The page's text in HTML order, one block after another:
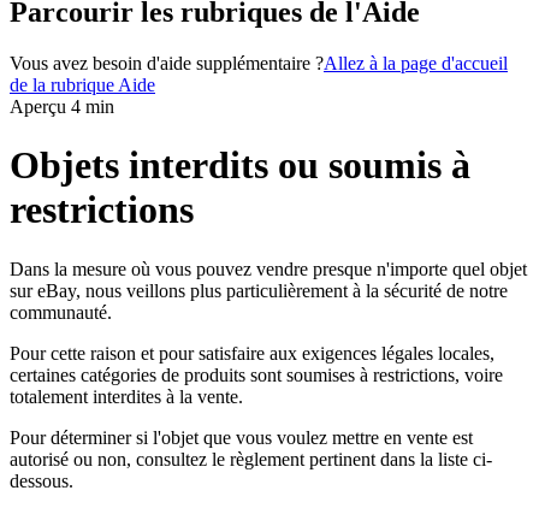
Parcourir les rubriques de l'Aide
Vous avez besoin d'aide supplémentaire ?Allez à la page d'accueil
de la rubrique Aide
Aperçu 4 min
Objets interdits ou soumis à
restrictions
Dans la mesure où vous pouvez vendre presque n'importe quel objet
sur eBay, nous veillons plus particulièrement à la sécurité de notre
communauté.
Pour cette raison et pour satisfaire aux exigences légales locales,
certaines catégories de produits sont soumises à restrictions, voire
totalement interdites à la vente.
Pour déterminer si l'objet que vous voulez mettre en vente est
autorisé ou non, consultez le règlement pertinent dans la liste ci-
dessous.